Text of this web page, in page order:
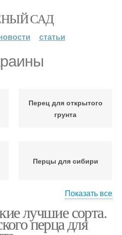
САД
статьи
Перец для открытого
грунта
Перцы для сибири
Перец для подмосковья
Показать все
лучшие сорта.
перца для